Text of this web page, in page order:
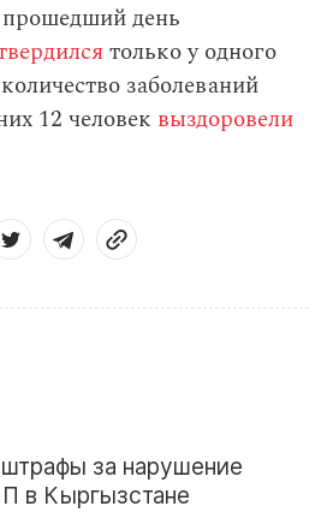
прошедший день
только у одного
заболеваний
12 человек выздоровели
за нарушение
в Кыргызстане